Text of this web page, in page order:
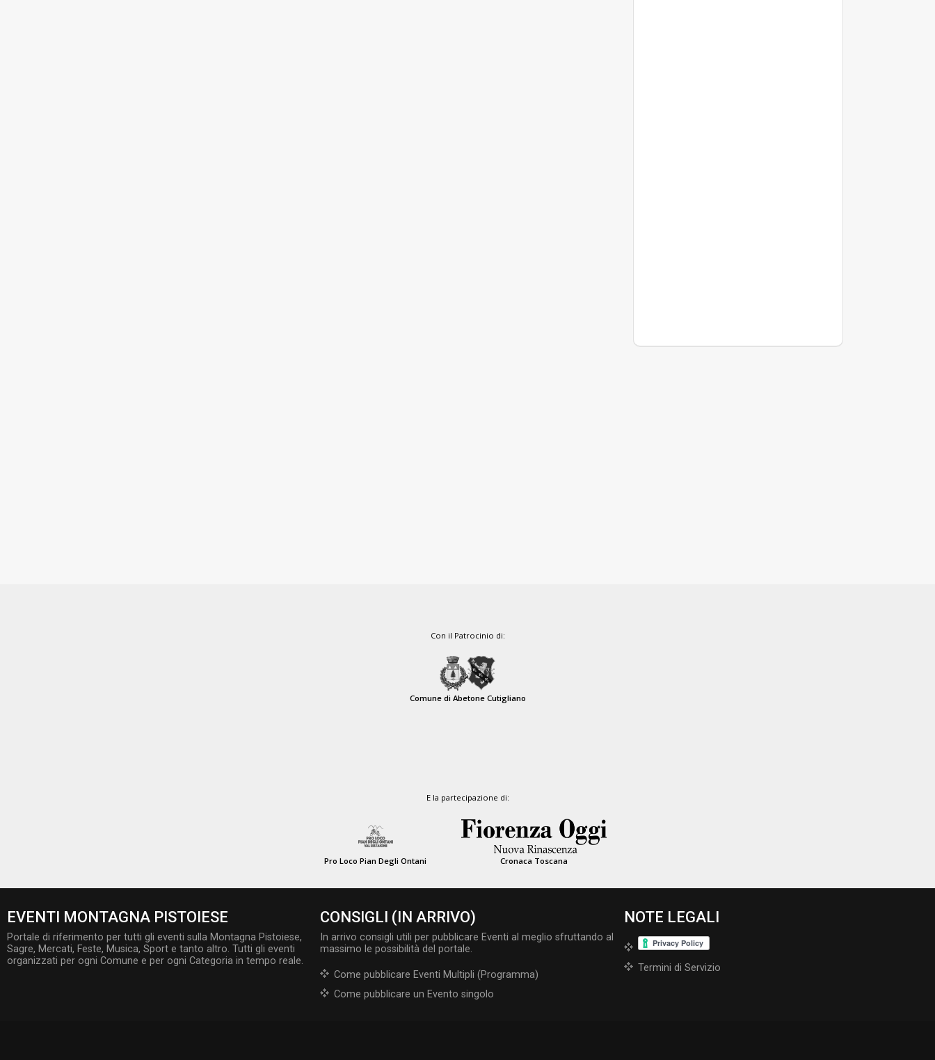
Con il Patrocinio di:
Comune di Abetone Cutigliano
E la partecipazione di:
Pro Loco Pian Degli Ontani Cronaca Toscana
EVENTI MONTAGNA PISTOIESE
Portale di riferimento per tutti gli eventi sulla Montagna Pistoiese,
Sagre, Mercati, Feste, Musica, Sport e tanto altro. Tutti gli eventi
organizzati per ogni Comune e per ogni Categoria in tempo reale.
CONSIGLI (IN ARRIVO)
In arrivo consigli utili per pubblicare Eventi al meglio sfruttando al
massimo le possibilità del portale.
Come pubblicare Eventi Multipli (Programma)
Come pubblicare un Evento singolo
NOTE LEGALI
Termini di Servizio